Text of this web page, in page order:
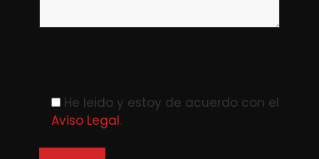
He leido y estoy de acuerdo con el
Aviso Legal.